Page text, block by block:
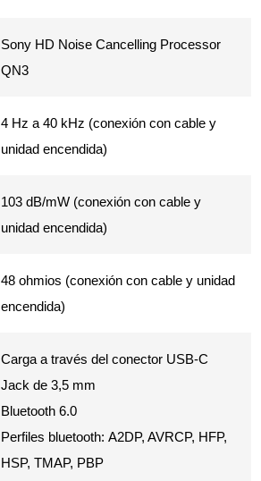
Sony HD Noise Cancelling Processor
QN3
4 Hz a 40 kHz (conexión con cable y
unidad encendida)
103 dB/mW (conexión con cable y
unidad encendida)
48 ohmios (conexión con cable y unidad
encendida)
Carga a través del conector USB-C
Jack de 3,5 mm
Bluetooth 6.0
Perfiles bluetooth: A2DP, AVRCP, HFP,
HSP, TMAP, PBP